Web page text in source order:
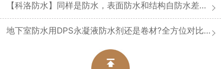
【科洛防水】同样是防水，表面防水和结构自防水差在哪
地下室防水用DPS永凝液防水剂还是卷材?全方位对比分析